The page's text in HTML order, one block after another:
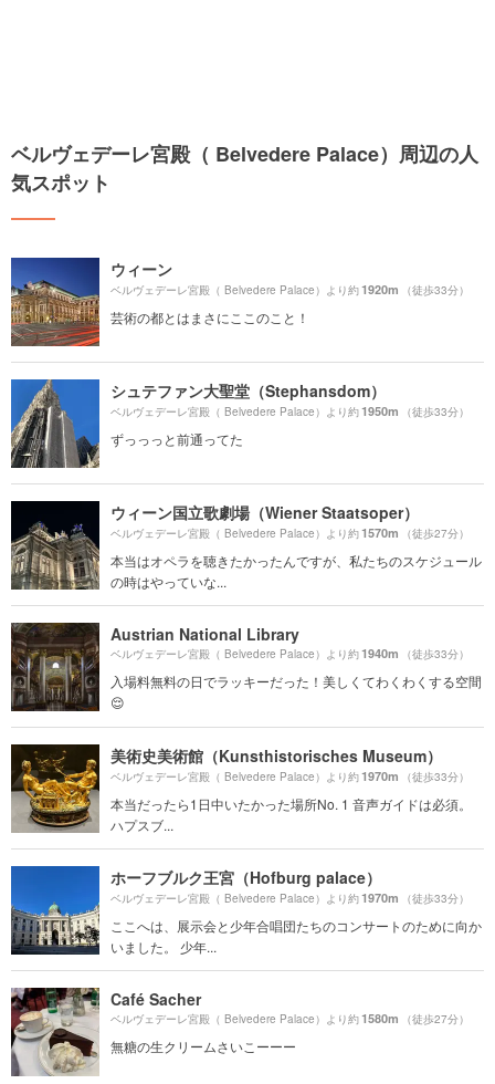
ベルヴェデーレ宮殿（ Belvedere Palace）周辺の人
気スポット
ウィーン
ベルヴェデーレ宮殿（ Belvedere Palace）より約1920m （徒歩33分）
芸術の都とはまさにここのこと！
シュテファン大聖堂（Stephansdom）
ベルヴェデーレ宮殿（ Belvedere Palace）より約1950m （徒歩33分）
ずっっっと前通ってた
ウィーン国立歌劇場（Wiener Staatsoper）
ベルヴェデーレ宮殿（ Belvedere Palace）より約1570m （徒歩27分）
本当はオペラを聴きたかったんですが、私たちのスケジュール
の時はやっていな...
Austrian National Library
ベルヴェデーレ宮殿（ Belvedere Palace）より約1940m （徒歩33分）
入場料無料の日でラッキーだった！美しくてわくわくする空間
😌
美術史美術館（Kunsthistorisches Museum）
ベルヴェデーレ宮殿（ Belvedere Palace）より約1970m （徒歩33分）
本当だったら1日中いたかった場所No. 1 音声ガイドは必須。
ハプスブ...
ホーフブルク王宮（Hofburg palace）
ベルヴェデーレ宮殿（ Belvedere Palace）より約1970m （徒歩33分）
ここへは、展示会と少年合唱団たちのコンサートのために向か
いました。 少年...
Café Sacher
ベルヴェデーレ宮殿（ Belvedere Palace）より約1580m （徒歩27分）
無糖の生クリームさいこーーー